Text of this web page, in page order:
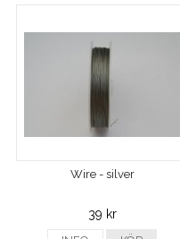
Wire - silver
39 kr